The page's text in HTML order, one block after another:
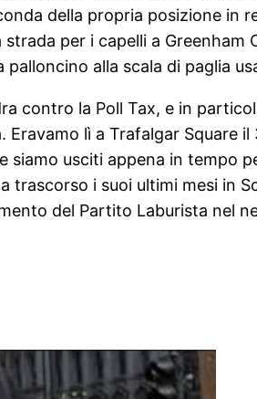
della propria posizione in
per i capelli a
alla scala di paglia
contro la Poll Tax, e in
lì a Trafalgar Square
usciti appena in tempo
trascorso i suoi ultimi mesi in
del Partito Laburista nel